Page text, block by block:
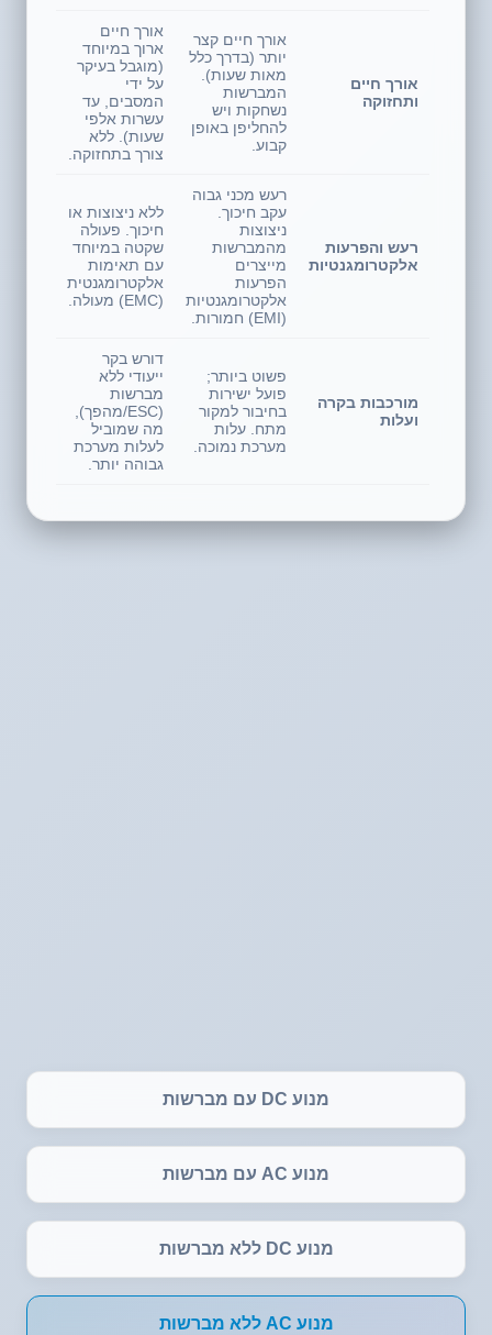
אורך חיים
ותחזוקה
אורך חיים קצר
יותר (בדרך כלל
מאות שעות).
המברשות
נשחקות ויש
להחליפן באופן
קבוע.
אורך חיים
ארוך במיוחד
(מוגבל בעיקר
על ידי
המסבים, עד
עשרות אלפי
שעות). ללא
צורך בתחזוקה.
רעש והפרעות
אלקטרומגנטיות
רעש מכני גבוה
עקב חיכוך.
ניצוצות
מהמברשות
מייצרים
הפרעות
אלקטרומגנטיות
(EMI) חמורות.
ללא ניצוצות או
חיכוך. פעולה
שקטה במיוחד
עם תאימות
אלקטרומגנטית
(EMC) מעולה.
מורכבות בקרה
ועלות
פשוט ביותר;
פועל ישירות
בחיבור למקור
מתח. עלות
מערכת נמוכה.
דורש בקר
ייעודי ללא
מברשות
(ESC/מהפך),
מה שמוביל
לעלות מערכת
גבוהה יותר.
מנוע DC עם מברשות
מנוע AC עם מברשות
מנוע DC ללא מברשות
מנוע AC ללא מברשות